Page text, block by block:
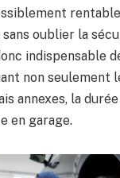
sans oublier la
indispensable
non seulement
annexes, la
en garage.